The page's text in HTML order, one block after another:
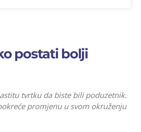
postati bolji
tvrtku da biste bili poduzetnik.
promjenu u svom okruženju